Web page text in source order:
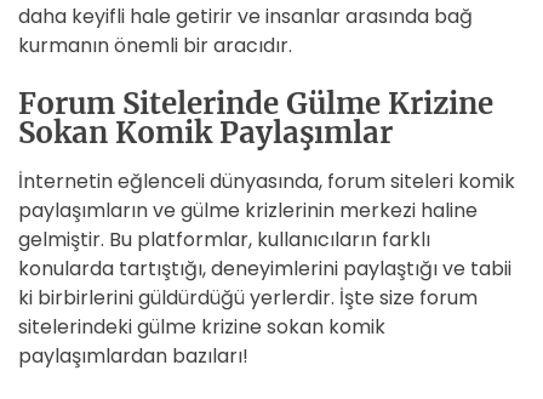
daha keyifli hale getirir ve insanlar arasında bağ
kurmanın önemli bir aracıdır.
Forum Sitelerinde Gülme Krizine
Sokan Komik Paylaşımlar
İnternetin eğlenceli dünyasında, forum siteleri komik
paylaşımların ve gülme krizlerinin merkezi haline
gelmiştir. Bu platformlar, kullanıcıların farklı
konularda tartıştığı, deneyimlerini paylaştığı ve tabii
ki birbirlerini güldürdüğü yerlerdir. İşte size forum
sitelerindeki gülme krizine sokan komik
paylaşımlardan bazıları!